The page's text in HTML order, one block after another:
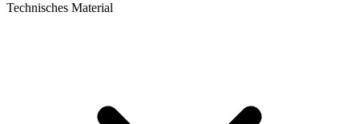
Technisches Material